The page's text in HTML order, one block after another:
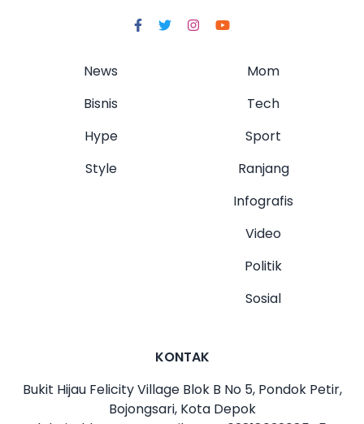
News
Bisnis
Hype
Style
Mom
Tech
Sport
Ranjang
Infografis
Video
Politik
Sosial
KONTAK
Bukit Hijau Felicity Village Blok B No 5, Pondok Petir,
Bojongsari, Kota Depok